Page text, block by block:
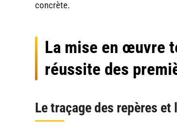
concrète.
La mise en œuvre
réussite des
Le traçage des repères